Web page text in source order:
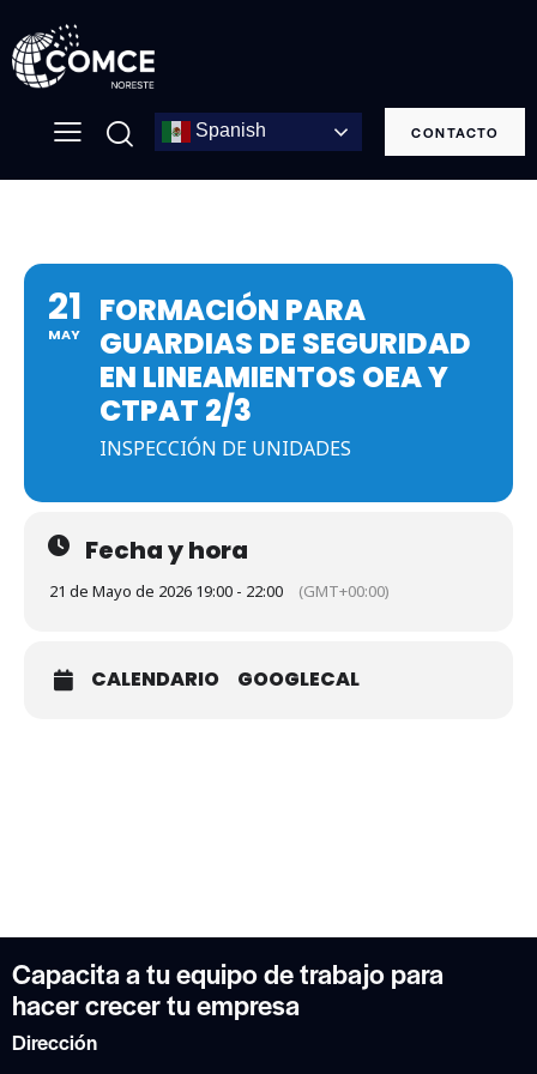
Spanish CONTACTO
21
MAY
FORMACIÓN PARA
GUARDIAS DE SEGURIDAD
EN LINEAMIENTOS OEA Y
CTPAT 2/3
INSPECCIÓN DE UNIDADES
Fecha y hora
21 de Mayo de 2026 19:00 - 22:00 (GMT+00:00)
CALENDARIO GOOGLECAL
Capacita a tu equipo de trabajo para
hacer crecer tu empresa
Dirección